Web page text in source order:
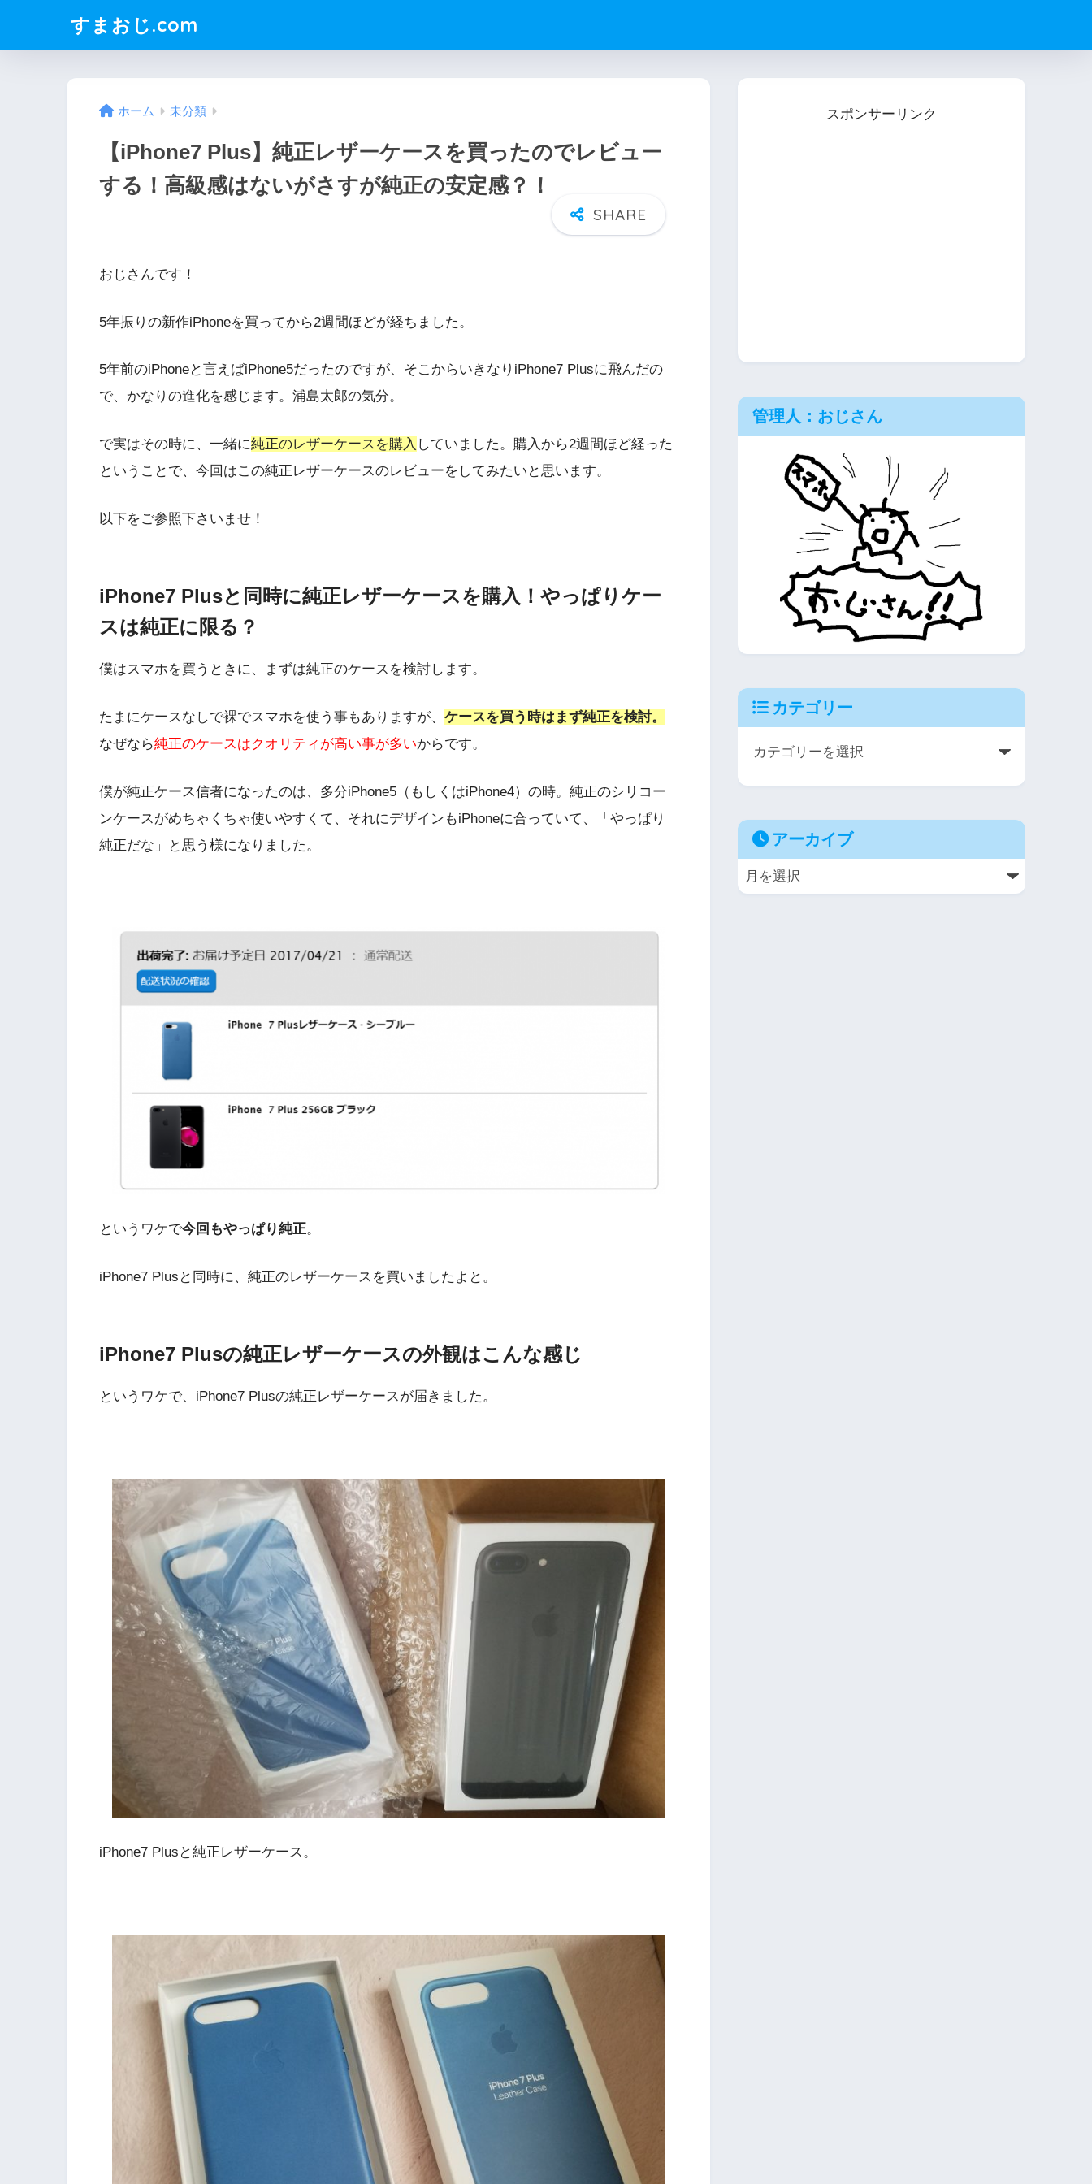
すまおじ.com
ホーム 未分類
【iPhone7 Plus】純正レザーケースを買ったのでレビュー
する！高級感はないがさすが純正の安定感？！
おじさんです！
5年振りの新作iPhoneを買ってから2週間ほどが経ちました。
5年前のiPhoneと言えばiPhone5だったのですが、そこからいきなりiPhone7 Plusに飛んだの
で、かなりの進化を感じます。浦島太郎の気分。
で実はその時に、一緒に純正のレザーケースを購入 していました。購入から2週間ほど経った
ということで、今回はこの純正レザーケースのレビューをしてみたいと思います。
以下をご参照下さいませ！
iPhone7 Plusと同時に純正レザーケースを購入！やっぱりケー
スは純正に限る？
僕はスマホを買うときに、まずは純正のケースを検討します。
たまにケースなしで裸でスマホを使う事もありますが、 ケースを買う時はまず純正を検討。
なぜなら純正のケースはクオリティが高い事が多いからです。
僕が純正ケース信者になったのは、多分iPhone5（もしくはiPhone4）の時。純正のシリコー
ンケースがめちゃくちゃ使いやすくて、それにデザインもiPhoneに合っていて、「やっぱり
純正だな」と思う様になりました。
というワケで今回もやっぱり純正。
iPhone7 Plusと同時に、純正のレザーケースを買いましたよと。
iPhone7 Plusの純正レザーケースの外観はこんな感じ
というワケで、iPhone7 Plusの純正レザーケースが届きました。
iPhone7 Plusと純正レザーケース。
スポンサーリンク
管理人：おじさん
カテゴリー
アーカイブ